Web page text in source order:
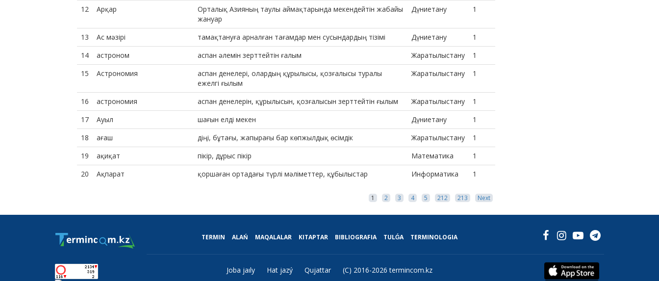
12 Арқар
Орталық Азияның таулы аймақтарында мекендейтін жабайы
жануар
Дүниетану 1
13 Ас мәзірі тамақтануға арналған тағамдар мен сусындардың тізімі Дүниетану
1
14
астроном аспан әлемін зерттейтін ғалым Жаратылыстану
1
15
Астрономия
аспан денелері, олардың құрылысы, қозғалысы туралы
ежелгі ғылым
Жаратылыстану 1
16 астрономия аспан денелерін, құрылысын, қозғалысын зерттейтін ғылым Жаратылыстану
1
17
Ауыл шағын елді мекен Дүниетану
1
18
ағаш діңі, бұтағы, жапырағы бар көпжылдық өсімдік Жаратылыстану
1
19
ақиқат пікір, дұрыс пікір Математика
1
20
Ақпарат қоршаған ортадағы түрлі мәліметтер, құбылыстар Информатика 1
1 2 3 4 5 212 213 Next
TERMIN ALAŃ MAQALALAR KITAPTAR BIBLIOGRAFIA TULǴA TERMINOLOGIA
Joba jaıly Hat jazý Qujattar (C) 2016-2026 termincom.kz